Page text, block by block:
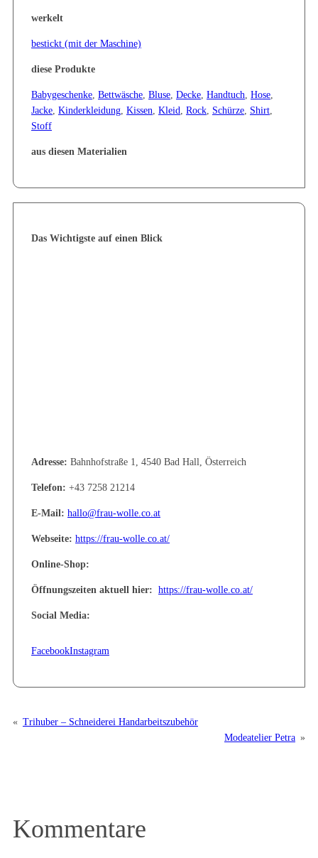
werkelt
bestickt (mit der Maschine)
diese Produkte
Babygeschenke, Bettwäsche, Bluse, Decke, Handtuch, Hose,
Jacke, Kinderkleidung, Kissen, Kleid, Rock, Schürze, Shirt,
Stoff
aus diesen Materialien
Das Wichtigste auf einen Blick
Adresse: Bahnhofstraße 1, 4540 Bad Hall, Österreich
Telefon: +43 7258 21214
E-Mail: hallo@frau-wolle.co.at
Webseite: https://frau-wolle.co.at/
Online-Shop:
Öffnungszeiten aktuell hier: https://frau-wolle.co.at/
Social Media:
FacebookInstagram
« Trihuber – Schneiderei Handarbeitszubehör
Modeatelier Petra »
Kommentare